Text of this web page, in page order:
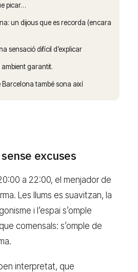
picar…
un dijous que es recorda (encara
sensació difícil d’explicar
garantit.
Barcelona també sona així
excuses
a 22:00, el menjador de
Les llums es suavitzan, la
i l’espai s’omple
comensals: s’omple de
interpretat, que